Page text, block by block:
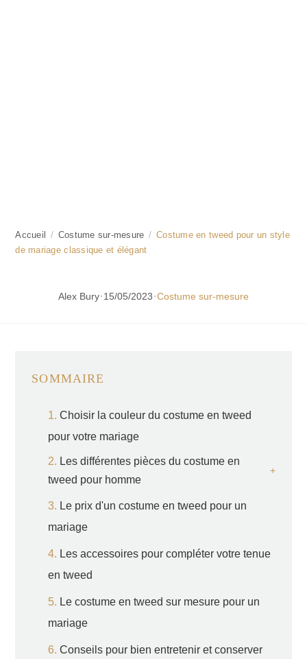
Accueil / Costume sur-mesure / Costume en tweed pour un style
de mariage classique et élégant
Alex Bury·15/05/2023·Costume sur-mesure
SOMMAIRE
Choisir la couleur du costume en tweed
pour votre mariage
Les différentes pièces du costume en
tweed pour homme
Le prix d'un costume en tweed pour un
mariage
Les accessoires pour compléter votre tenue
en tweed
Le costume en tweed sur mesure pour un
mariage
Conseils pour bien entretenir et conserver